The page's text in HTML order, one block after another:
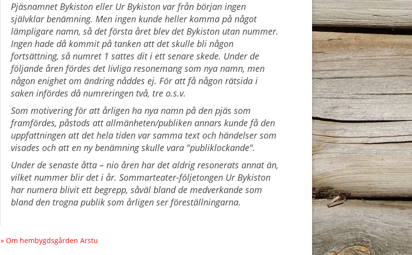
PjäsnamnetBykiston eller Ur Bykiston var från början ingen
självklar benämning. Men ingen kunde heller komma på något
lämpligare namn, så det första året blev det Bykiston utan nummer.
Ingen hade då kommit på tanken att det skulle bli någon
fortsättning, så numret 1 sattes dit i ett senare skede. Under de
följande åren fördes det livliga resonemang som nya namn, men
någon enighet om ändring nåddes ej. För att få någon rätsida i
saken infördes då numreringen två, tre o.s.v.
Som motivering för att årligen ha nya namn på den pjäs som
framfördes, påstods att allmänheten/publiken annars kunde få den
uppfattningen att det hela tiden var samma text och händelser som
visades och att en ny benämning skulle vara "publiklockande".
Under de senaste åtta – nio åren har det aldrig resonerats annat än,
vilket nummer blir det i år. Sommarteater-följetongen Ur Bykiston
har numera blivit ett begrepp, såväl bland de medverkande som
bland den trogna publik som årligen ser föreställningarna.
» Om hembygdsgården Arstu